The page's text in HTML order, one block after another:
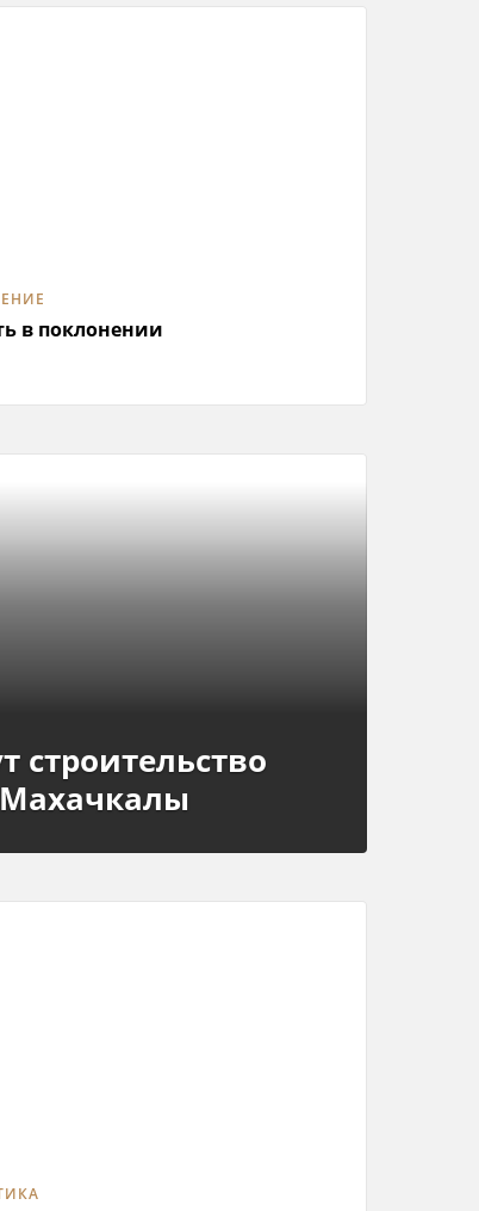
в поклонении
строительство
Махачкалы